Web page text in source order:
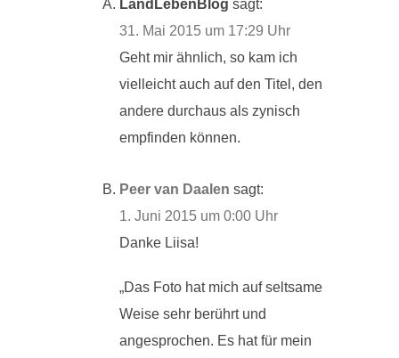
LandLebenBlog sagt:
31. Mai 2015 um 17:29 Uhr
Geht mir ähnlich, so kam ich
vielleicht auch auf den Titel, den
andere durchaus als zynisch
empfinden können.
Peer van Daalen sagt:
1. Juni 2015 um 0:00 Uhr
Danke Liisa!
„Das Foto hat mich auf seltsame
Weise sehr berührt und
angesprochen. Es hat für mein